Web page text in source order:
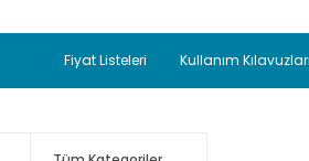
Ürünlerinde 50 Adet Alımlarda
J Tip Termokupul Ürünlerinde
50.000,00TL ve Üzeri EMKO
Fiyat Listeleri Kullanım Kılavuzları